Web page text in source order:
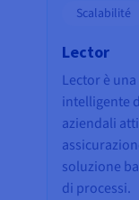
Scalabilité
Lector
Lector è
intelligente
aziendali
soluzione
di processi.